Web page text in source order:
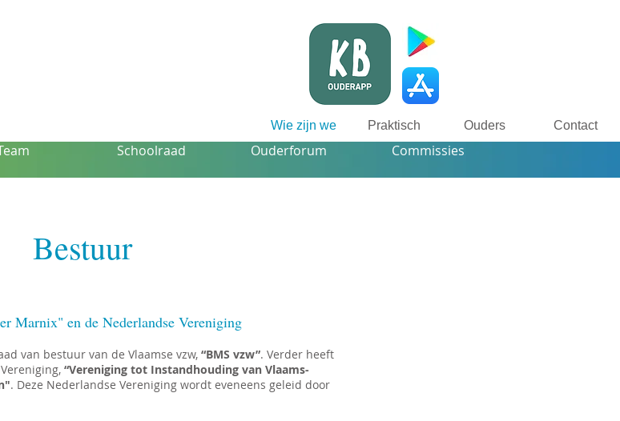
Wie zijn we Praktisch Ouders Contact
Schoolraad Ouderforum Commissies
Bestuur
Marnix" en de Nederlandse Vereniging
van bestuur van de Vlaamse vzw, “BMS vzw”. Verder heeft
“Vereniging tot Instandhouding van Vlaams-
. Deze Nederlandse Vereniging wordt eveneens geleid door